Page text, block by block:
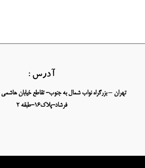
آدرس :
تهران – بزرگراه نواب شمال به جنوب- تقاطع خیابان
فرشاد-پلاک16-طبقه 2